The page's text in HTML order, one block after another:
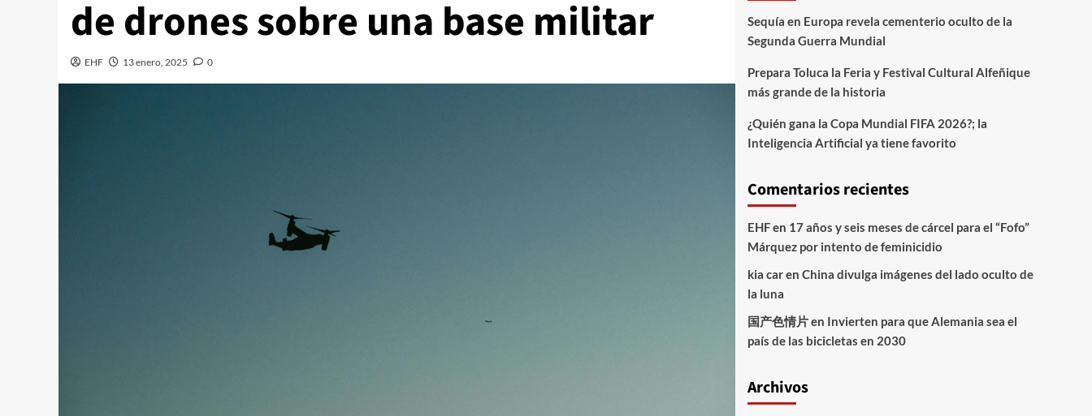
de drones sobre una base militar
EHF 13 enero, 2025 0
Sequía en Europa revela cementerio oculto de la
Segunda Guerra Mundial
Prepara Toluca la Feria y Festival Cultural Alfeñique
más grande de la historia
¿Quién gana la Copa Mundial FIFA 2026?; la
Inteligencia Artificial ya tiene favorito
Comentarios recientes
EHFen 17 años y seis meses de cárcel para el “Fofo”
Márquez por intento de feminicidio
kia caren China divulga imágenes del lado oculto de
la luna
国产色情片en Invierten para que Alemania sea el
país de las bicicletas en 2030
Archivos